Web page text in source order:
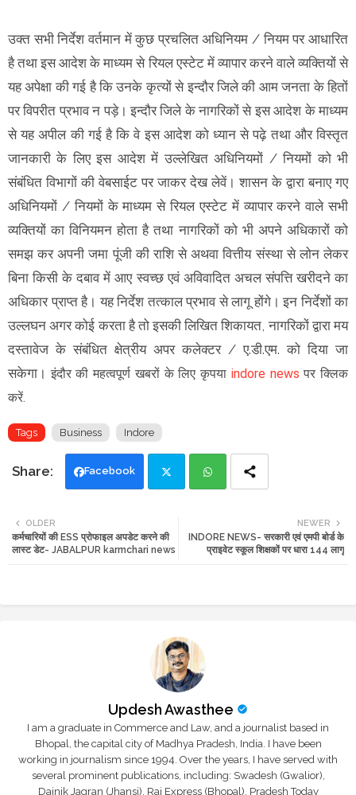
उक्त सभी निर्देश वर्तमान में कुछ प्रचलित अधिनियम / नियम पर आधारित
है तथा इस आदेश के माध्यम से रियल एस्टेट में व्यापार करने वाले व्यक्तियों से
यह अपेक्षा की गई है कि उनके कृत्यों से इन्दौर जिले की आम जनता के हितों
पर विपरीत प्रभाव न पड़े। इन्दौर जिले के नागरिकों से इस आदेश के माध्यम
से यह अपील की गई है कि वे इस आदेश को ध्यान से पढ़े तथा और विस्तृत
जानकारी के लिए इस आदेश में उल्लेखित अधिनियमों / नियमों को भी
संबंधित विभागों की वेबसाईट पर जाकर देख लेवें। शासन के द्वारा बनाए गए
अधिनियमों / नियमों के माध्यम से रियल एस्टेट में व्यापार करने वाले सभी
व्यक्तियों का विनियमन होता है तथा नागरिकों को भी अपने अधिकारों को
समझ कर अपनी जमा पूंजी की राशि से अथवा वित्तीय संस्था से लोन लेकर
बिना किसी के दबाव में आए स्वच्छ एवं अविवादित अचल संपत्ति खरीदने का
अधिकार प्राप्त है। यह निर्देश तत्काल प्रभाव से लागू होंगे। इन निर्देशों का
उल्लघन अगर कोई करता है तो इसकी लिखित शिकायत, नागरिकों द्वारा मय
दस्तावेज के संबंधित क्षेत्रीय अपर कलेक्टर / ए.डी.एम. को दिया जा
सकेगा। इंदौर की महत्वपूर्ण खबरों के लिए कृपया indore news पर क्लिक
करें.
Tags Business Indore
Facebook
tte ats
NEWER
INDORE NEWS- सरकारी एवं एमपी बोर्ड के
प्राइवेट स्कूल शिक्षकों पर धारा 144 लागू
OLDER
कर्मचारियों की ESS प्रोफाइल अपडेट करने की
लास्ट डेट- JABALPUR karmchari news
Updesh Awasthee
I am a graduate in Commerce and Law, and a journalist based in
Bhopal, the capital city of Madhya Pradesh, India. I have been
working in journalism since 1994. Over the years, I have served with
several prominent publications, including: Swadesh (Gwalior),
Dainik Jagran (Jhansi), Raj Express (Bhopal), Pradesh Today